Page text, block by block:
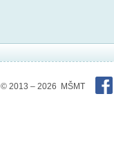
© 2013 – 2026 MŠMT